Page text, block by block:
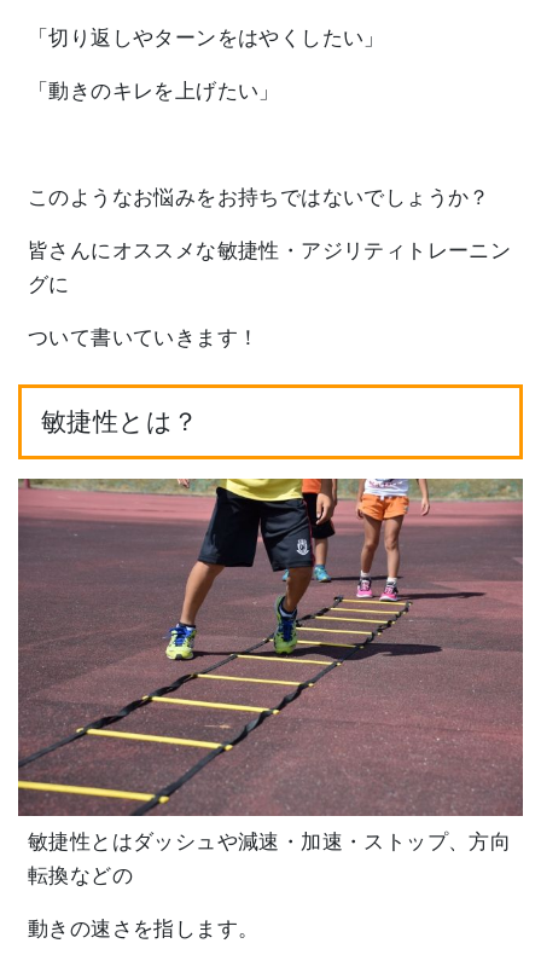
「切り返しやターンをはやくしたい」
「動きのキレを上げたい」
このようなお悩みをお持ちではないでしょうか？
皆さんにオススメな敏捷性・アジリティトレーニン
グに
ついて書いていきます！
敏捷性とは？
敏捷性とはダッシュや減速・加速・ストップ、方向
転換などの
動きの速さを指します。